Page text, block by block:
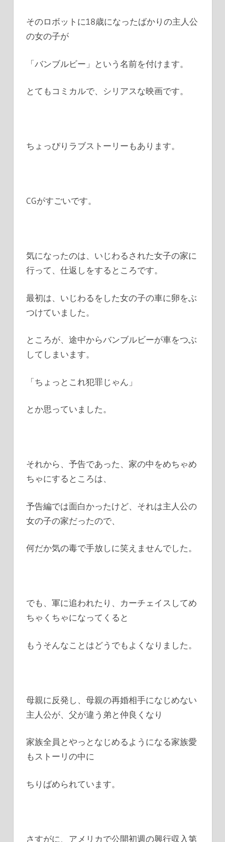
そのロボットに18歳になったばかりの主人公
の女の子が
「バンブルビー」という名前を付けます。
とてもコミカルで、シリアスな映画です。
ちょっぴりラブストーリーもあります。
CGがすごいです。
気になったのは、いじわるされた女子の家に
行って、仕返しをするところです。
最初は、いじわるをした女の子の車に卵をぶ
つけていました。
ところが、途中からバンブルビーが車をつぶ
してしまいます。
「ちょっとこれ犯罪じゃん」
とか思っていました。
それから、予告であった、家の中をめちゃめ
ちゃにするところは、
予告編では面白かったけど、それは主人公の
女の子の家だったので、
何だか気の毒で手放しに笑えませんでした。
でも、軍に追われたり、カーチェイスしてめ
ちゃくちゃになってくると
もうそんなことはどうでもよくなりました。
母親に反発し、母親の再婚相手になじめない
主人公が、父が違う弟と仲良くなり
家族全員とやっとなじめるようになる家族愛
もストーリの中に
ちりばめられています。
さすがに、アメリカで公開初週の興行収入第